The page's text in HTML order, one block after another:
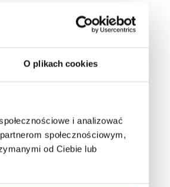
O plikach cookies
i analizować
społecznościowym,
od Ciebie lub